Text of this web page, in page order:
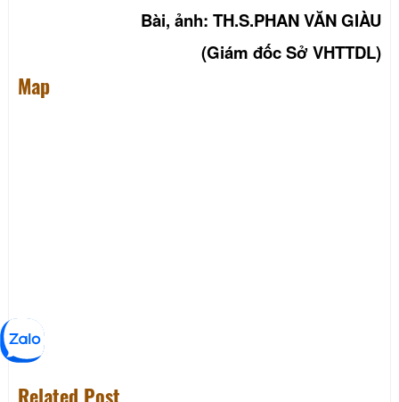
Bài, ảnh: TH.S.PHAN VĂN GIÀU
(Giám đốc Sở VHTTDL)
Map
Related Post